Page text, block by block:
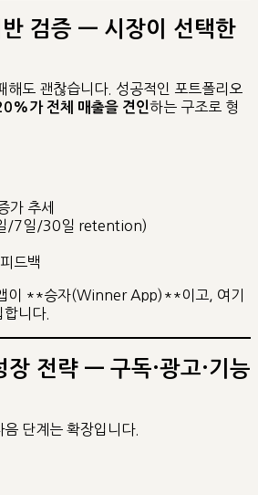
검증 — 시장이 선택한
해도 괜찮습니다. 성공적인 포트폴리오
가 전체 매출을 견인하는 구조로 형
가 추세
/7일/30일 retention)
드백
이 **승자(Winner App)**이고, 여기
니다.
전략 — 구독·광고·기능
단계는 확장입니다.